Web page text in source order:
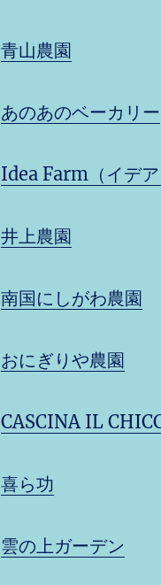
青山農園
あのあのベーカリー
Idea Farm（イデア
井上農園
南国にしがわ農園
おにぎりや農園
CASCINA IL
喜ら功
雲の上ガーデン